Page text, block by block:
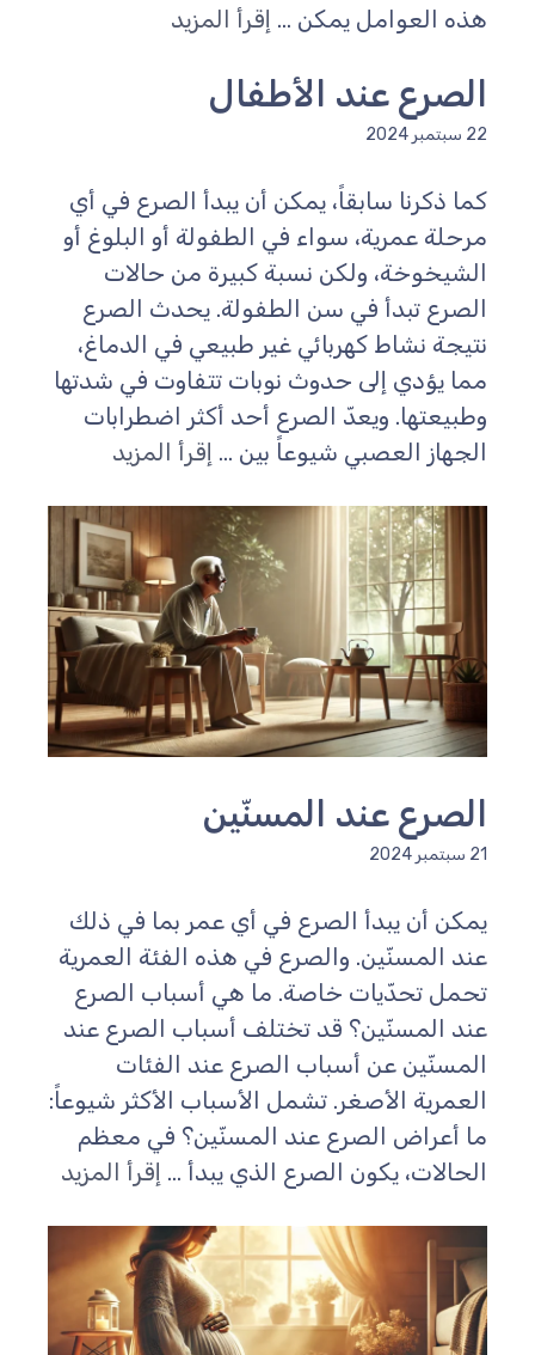
العوامل يمكن ...إقرأ المزيد
عند الأطفال
ذكرنا سابقاً، يمكن أن يبدأ الصرع في أي
عمرية، سواء في الطفولة أو البلوغ أو
ولكن نسبة كبيرة من حالات
تبدأ في سن الطفولة. يحدث الصرع
نشاط كهربائي غير طبيعي في الدماغ،
يؤدي إلى حدوث نوبات تتفاوت في شدتها
ويعدّ الصرع أحد أكثر اضطرابات
العصبي شيوعاً بين ...إقرأ المزيد
عند المسنّين
أن يبدأ الصرع في أي عمر بما في ذلك
المسنّين. والصرع في هذه الفئة العمرية
تحدّيات خاصة. ما هي أسباب الصرع
المسنّين؟ قد تختلف أسباب الصرع عند
عن أسباب الصرع عند الفئات
الأصغر. تشمل الأسباب الأكثر شيوعاً:
أعراض الصرع عند المسنّين؟ في معظم
يكون الصرع الذي يبدأ ...إقرأ المزيد